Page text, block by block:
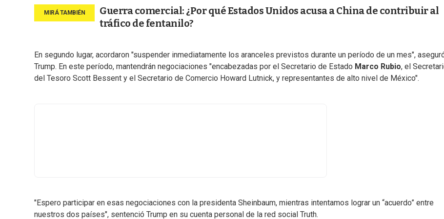
Guerra comercial: ¿Por qué Estados Unidos acusa a China de contribuir al
tráfico de fentanilo?
En segundo lugar, acordaron "suspender inmediatamente los aranceles previstos durante un período de un mes",
Trump. En este período, mantendrán negociaciones "encabezadas por el Secretario de Estado Marco Rubio, el
del Tesoro Scott Bessent y el Secretario de Comercio Howard Lutnick, y representantes de alto nivel de México".
"Espero participar en esas negociaciones con la presidenta Sheinbaum, mientras intentamos lograr un “acuerdo” entre
nuestros dos países", sentenció Trump en su cuenta personal de la red social Truth.